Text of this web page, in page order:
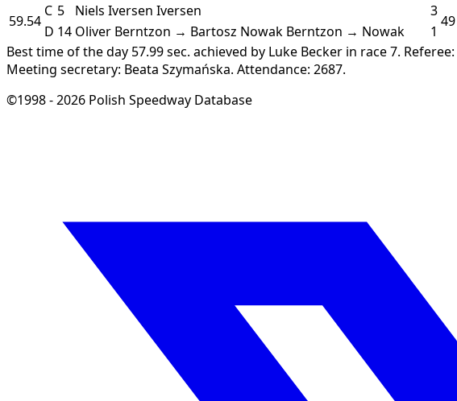
59.54
C 5 Niels Iversen Iversen 3
49
D 14 Oliver Berntzon → Bartosz Nowak Berntzon → Nowak
1
Best time of the day 57.99 sec. achieved by Luke Becker in race 7. Referee:
Meeting secretary: Beata Szymańska. Attendance: 2687.
©1998 - 2026 Polish Speedway Database